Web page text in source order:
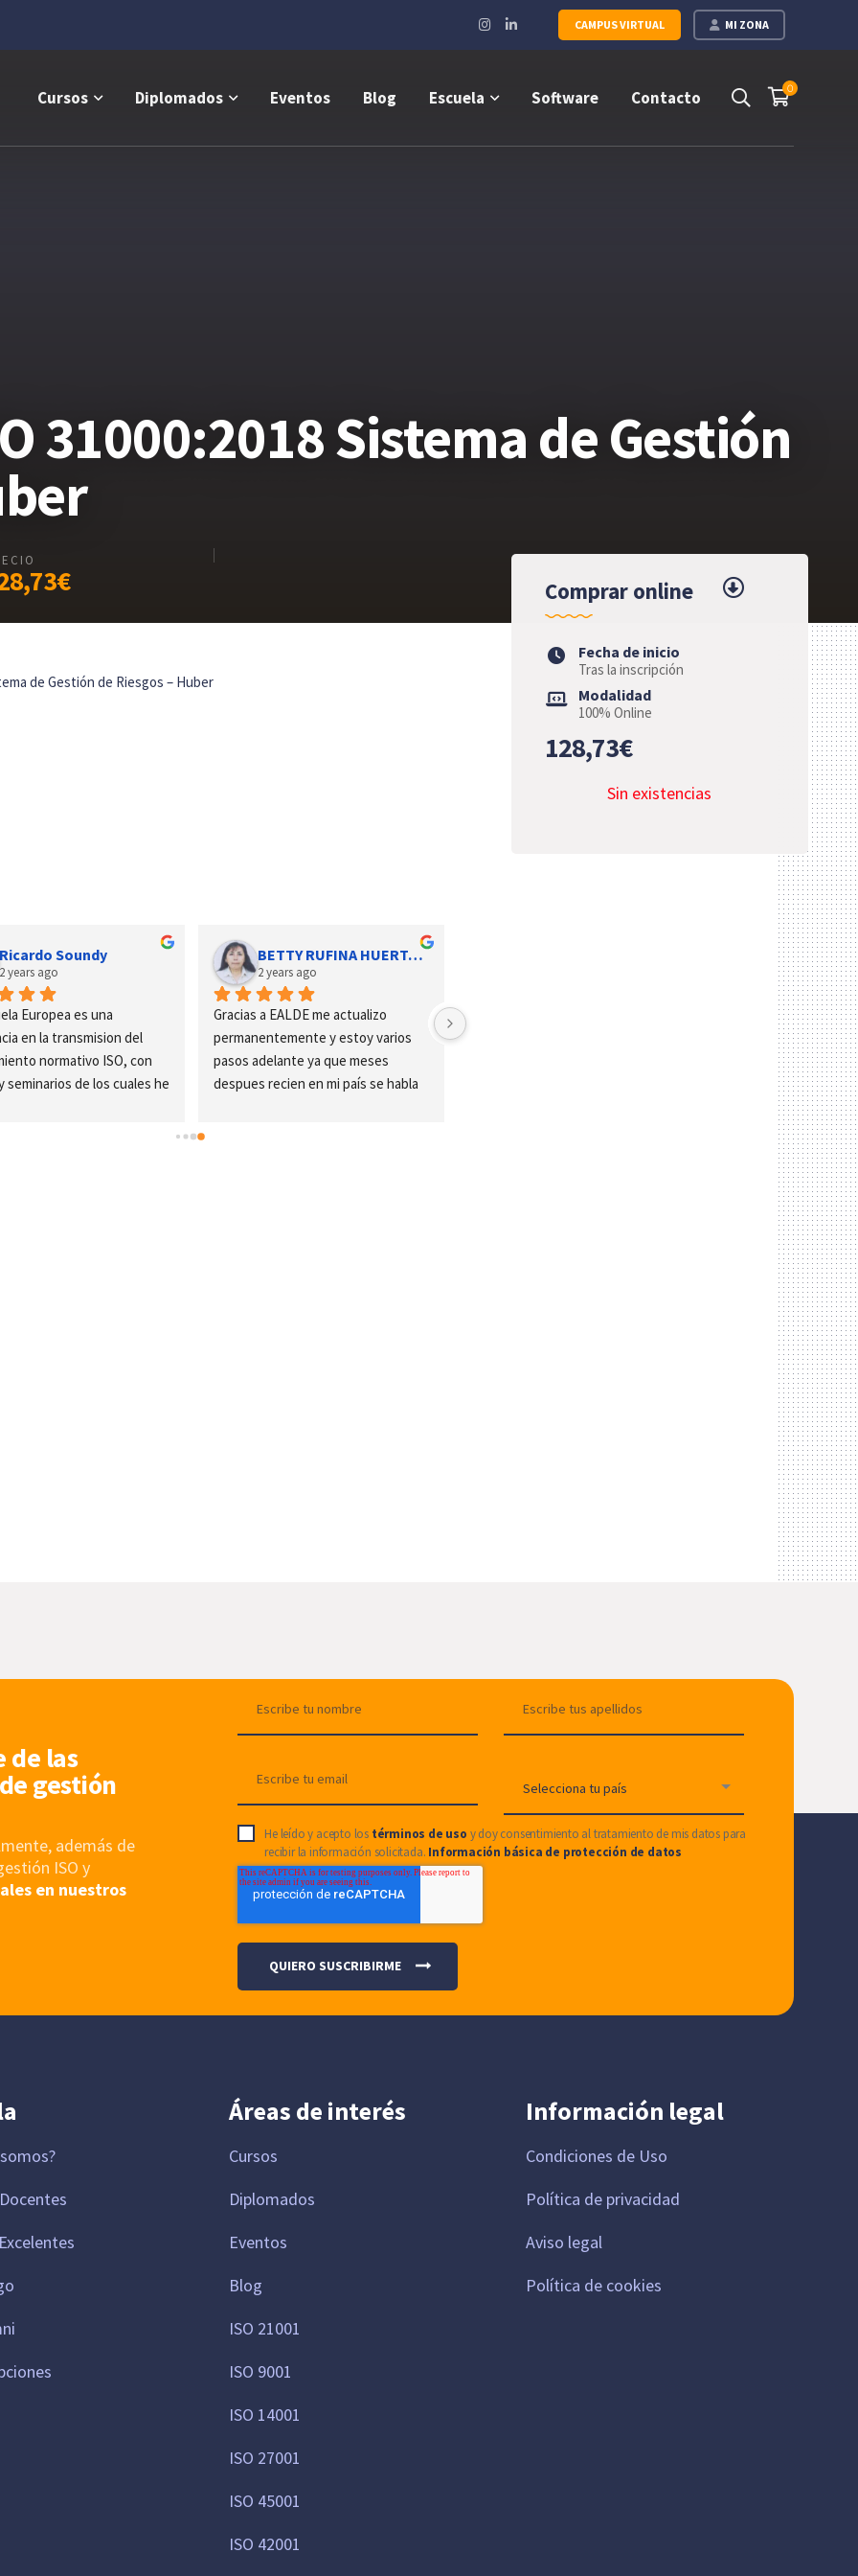
MI ZONA
CAMPUS VIRTUAL
Instagram
Profile
LinkedIn
Profile
0
Cursos Diplomados Eventos Blog Escuela Software Contacto
31000:2018 Sistema de Gestión
Comprar online
Fecha de inicio
Tras la inscripción
Modalidad
100% Online
128,73€
Sin existencias
de Gestión de Riesgos – Huber
Ricardo Soundy
2 years ago
Europea es una
en la transmision del
normativo ISO, con
seminarios de los cuales he
BETTY RUFINA HUERTA ZAVALA
2 years ago
Gracias a EALDE me actualizo
permanentemente y estoy varios
pasos adelante ya que meses
despues recien en mi país se habla
de las
gestión
además de
ISO y
en nuestros
He leído y acepto los términos de uso y doy consentimiento al tratamiento de mis datos para
recibir la información solicitada. Información básica de protección de datos
Áreas de interés
Cursos
Diplomados
Eventos
Blog
ISO 21001
ISO 9001
ISO 14001
ISO 27001
ISO 45001
ISO 42001
Información legal
Condiciones de Uso
Política de privacidad
Aviso legal
Política de cookies